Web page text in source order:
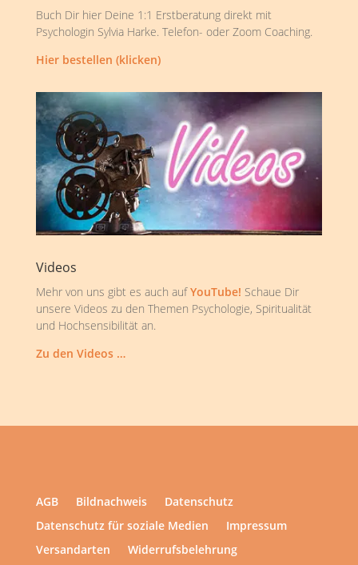
Buch Dir hier Deine 1:1 Erstberatung direkt mit
Psychologin Sylvia Harke. Telefon- oder Zoom Coaching.
Hier bestellen (klicken)
Videos
Mehr von uns gibt es auch aufYouTube! Schaue Dir
unsere Videos zu den Themen Psychologie, Spiritualität
und Hochsensibilität an.
Zu den Videos …
AGB Bildnachweis
Datenschutz
Datenschutz für soziale Medien
Impressum
Versandarten
Widerrufsbelehrung